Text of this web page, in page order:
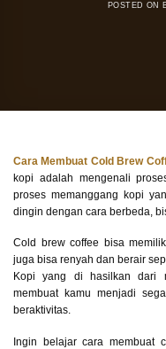
POSTED ON
Cara Membuat Cold Brew
kopi adalah mengenali
proses memanggang kopi
dingin dengan cara berbeda,
Cold brew coffee bisa
juga bisa renyah dan berair
Kopi yang di hasilkan dari
membuat kamu menjadi
beraktivitas.
Ingin belajar cara membuat